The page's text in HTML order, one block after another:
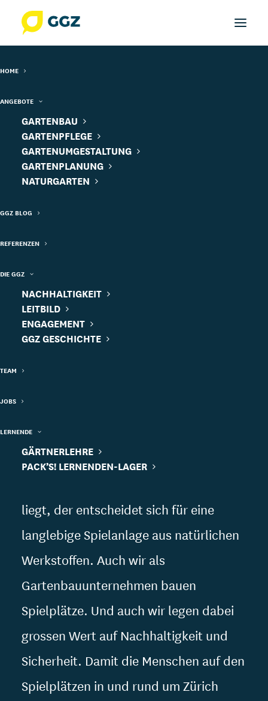
HOME
ANGEBOTE
GARTENBAU
GARTENPFLEGE
GARTENUMGESTALTUNG
GARTENPLANUNG
NATURGARTEN
GGZ BLOG
REFERENZEN
DIE GGZ
NACHHALTIGKEIT
LEITBILD
ENGAGEMENT
GGZ GESCHICHTE
TEAM
JOBS
LERNENDE
GÄRTNERLEHRE
PACK’S! LERNENDEN-LAGER
Spielplatz
Auf dem Spielplatz sind kreative Spiele
Die Auswahl der Spielgeräte ist heute
liegt, der entscheidet sich für eine
langlebige Spielanlage aus natürlichen
Werkstoffen. Auch wir als
Gartenbauunternehmen bauen
Spielplätze. Und auch wir legen dabei
grossen Wert auf Nachhaltigkeit und
Sicherheit. Damit die Menschen auf den
Spielplätzen in und rund um Zürich